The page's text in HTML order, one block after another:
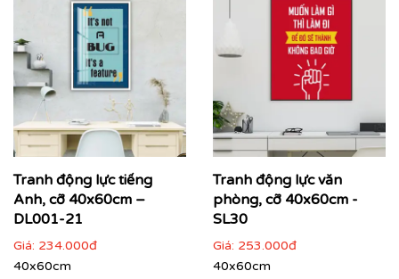
Tranh phong cảnh treo phòng lãnh đạo
Dịch vụ in tranh theo yêu cầu – Dấu ấn độc bản của
doanh nghiệp:
Tranh động lực tiếng
Anh, cỡ 40x60cm –
DL001-21
Giá: 234.000đ
40x60cm
Tranh động lực văn
phòng, cỡ 40x60cm -
SL30
Giá: 253.000đ
40x60cm